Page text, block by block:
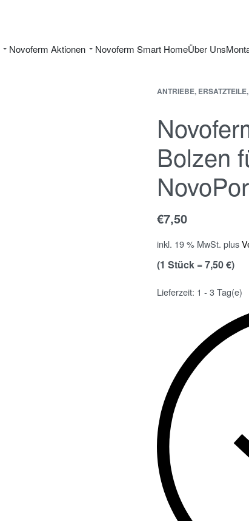
Novoferm Aktionen Novoferm Smart HomeÜber Uns
ANTRIEBE,
Bolzen
€7,50
inkl. 19 % MwSt. plus
(1 Stück = 7,50 €)
Lieferzeit: 1 - 3 Tag(e)